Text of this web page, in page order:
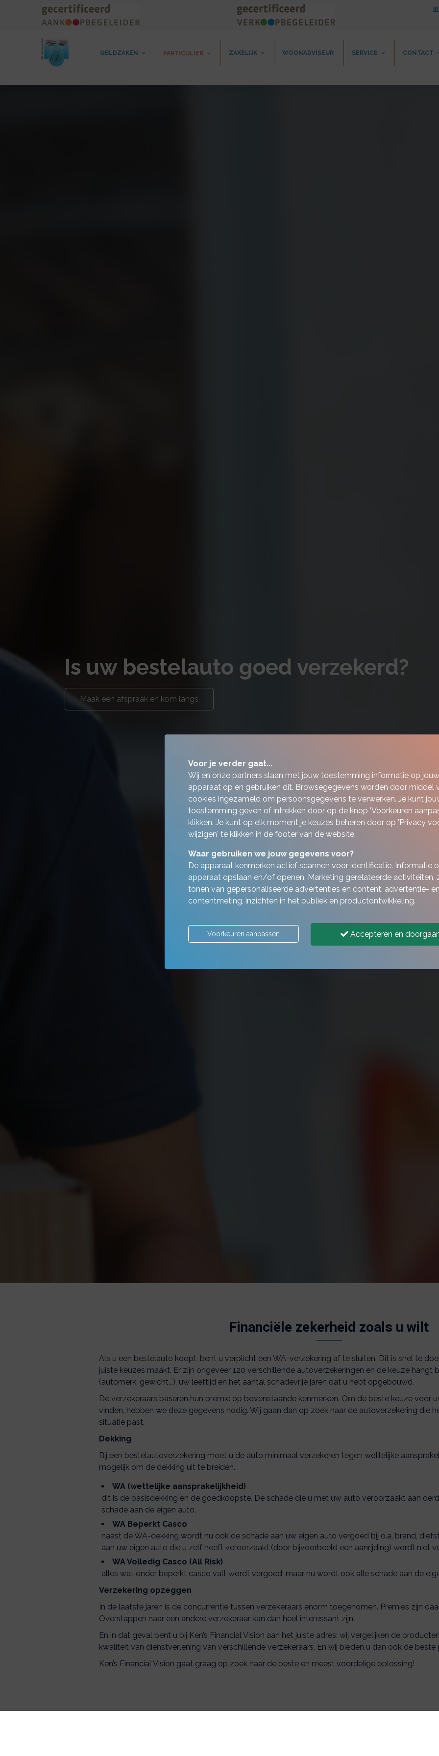
GELDZAKEN PARTICULIER ZAKELIJK WOONADVISEUR SERVICE CONTACT
Is uw bestelauto goed verzekerd?
Maak een afspraak en kom langs
Financiële zekerheid zoals u wilt
Als u een bestelauto koopt, bent u verplicht een WA-verzekering af te sluiten. Dit is snel te
juiste keuzes maakt. Er zijn ongeveer 120 verschillende autoverzekeringen en de keuze
(automerk, gewicht...), uw leeftijd en het aantal schadevrije jaren dat u hebt opgebouwd.
De verzekeraars baseren hun premie op bovenstaande kenmerken. Om de beste keuze voor
vinden, hebben we deze gegevens nodig. Wij gaan dan op zoek naar de autoverzekering die
situatie past.
Dekking
Bij een bestelautoverzekering moet u de auto minimaal verzekeren tegen wettelijke
mogelijk om de dekking uit te breiden.
WA (wettelijke aansprakelijkheid)
dit is de basisdekking en de goedkoopste. De schade die u met uw auto veroorzaakt aan
schade aan de eigen auto.
WA Beperkt Casco
naast de WA-dekking wordt nu ook de schade aan uw eigen auto vergoed bij o.a. brand,
aan uw eigen auto die u zelf heeft veroorzaakt (door bijvoorbeeld een aanrijding) wordt niet
WA Volledig Casco (All Risk)
alles wat onder beperkt casco valt wordt vergoed, maar nu wordt ook alle schade aan de
Verzekering opzeggen
In de laatste jaren is de concurrentie tussen verzekeraars enorm toegenomen. Premies zijn
Overstappen naar een andere verzekeraar kan dan heel interessant zijn.
En in dat geval bent u bij Ken’s Financial Vision aan het juiste adres: wij vergelijken de
kwaliteit van dienstverlening van verschillende verzekeraars. En wij bieden u dan ook de
Ken’s Financial Vision gaat graag op zoek naar de beste en meest voordelige oplossing!
Voor je verder gaat...
Wij en onze partners slaan met jouw toestemming informatie op jouw
apparaat op en gebruiken dit. Browsegegevens worden door middel
cookies ingezameld om persoonsgegevens te verwerken. Je kunt
toestemming geven of intrekken door op de knop 'Voorkeuren
klikken. Je kunt op elk moment je keuzes beheren door op 'Privacy
wijzigen' te klikken in de footer van de website.
Waar gebruiken we jouw gegevens voor?
De apparaat kenmerken actief scannen voor identificatie. Informatie
apparaat opslaan en/of openen. Marketing gerelateerde activiteiten,
tonen van gepersonaliseerde advertenties en content, advertentie-
contentmeting, inzichten in het publiek en productontwikkeling.
Voorkeuren aanpassen Accepteren en